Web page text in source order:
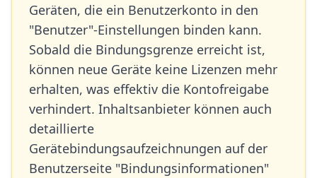
Geräten, die ein Benutzerkonto in den
"Benutzer"-Einstellungen binden kann.
Sobald die Bindungsgrenze erreicht ist,
können neue Geräte keine Lizenzen mehr
erhalten, was effektiv die Kontofreigabe
verhindert. Inhaltsanbieter können auch
detaillierte
Gerätebindungsaufzeichnungen auf der
Benutzerseite "Bindungsinformationen"